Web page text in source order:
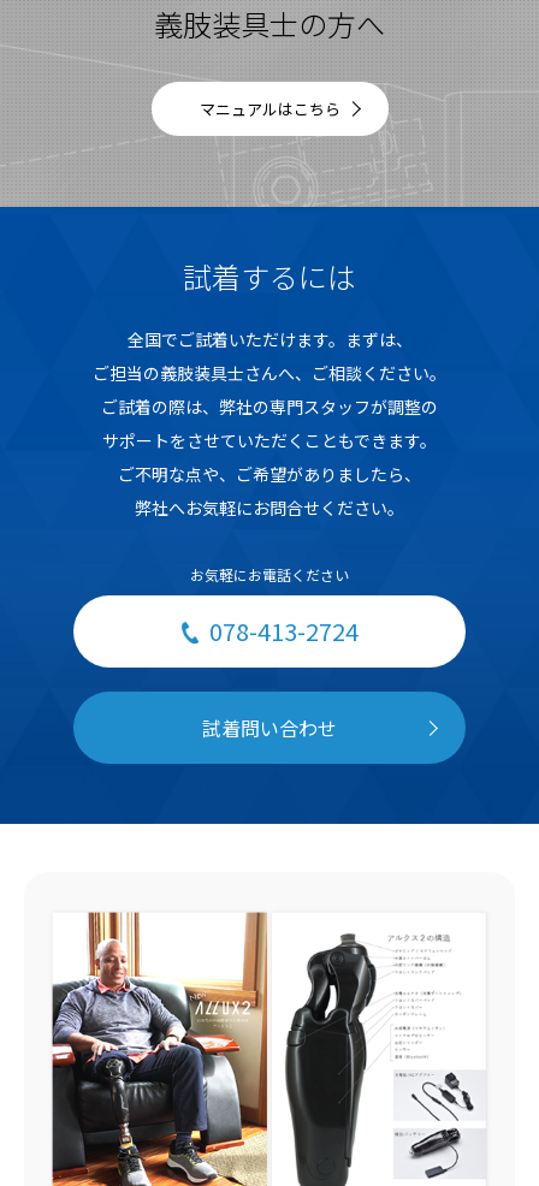
義肢装具士の方へ
マニュアルはこちら
試着するには
全国でご試着いただけます。まずは、
ご担当の義肢装具士さんへ、ご相談ください。
ご試着の際は、弊社の専門スタッフが調整の
サポートをさせていただくこともできます。
ご不明な点や、ご希望がありましたら、
弊社へお気軽にお問合せください。
お気軽にお電話ください
078-413-2724
試着問い合わせ